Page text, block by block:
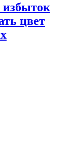
цвет